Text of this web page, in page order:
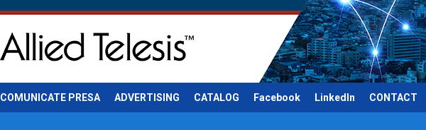
COMUNICATE PRESA ADVERTISING CATALOG Facebook LinkedIn CONTACT